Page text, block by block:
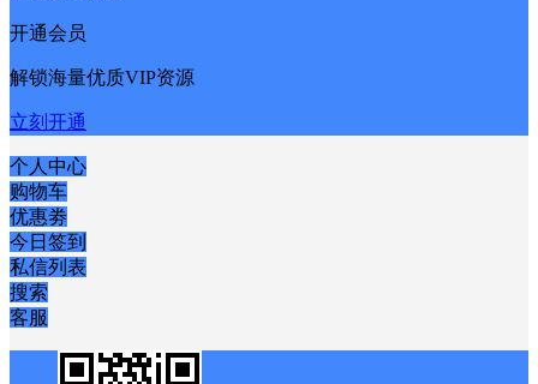
开通会员
解锁海量优质VIP资源
立刻开通
个人中心
购物车
优惠劵
今日签到
私信列表
搜索
客服